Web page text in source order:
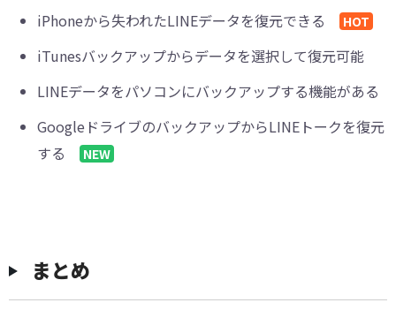
iPhoneから失われたLINEデータを復元できる HOT
iTunesバックアップからデータを選択して復元可能
LINEデータをパソコンにバックアップする機能がある
GoogleドライブのバックアップからLINEトークを復元
する
NEW
まとめ